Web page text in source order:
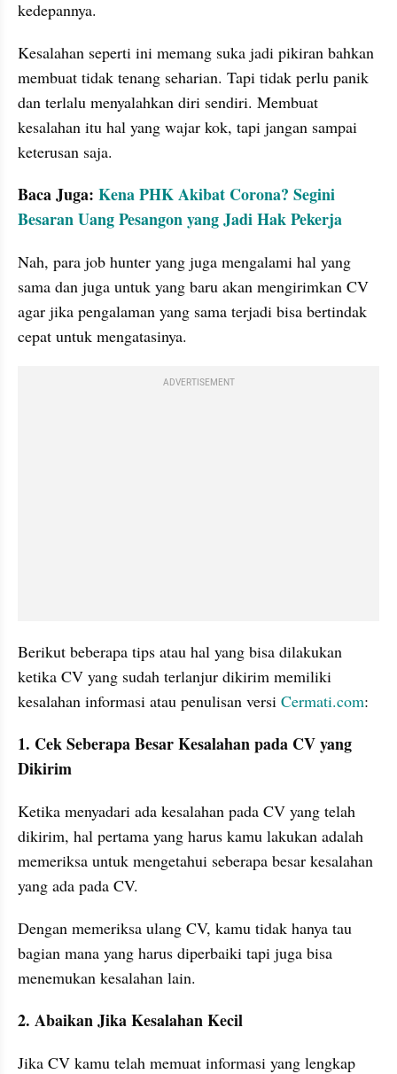
kedepannya.
Kesalahan seperti ini memang suka jadi pikiran bahkan
membuat tidak tenang seharian. Tapi tidak perlu panik
dan terlalu menyalahkan diri sendiri. Membuat
kesalahan itu hal yang wajar kok, tapi jangan sampai
keterusan saja.
Baca Juga: Kena PHK Akibat Corona? Segini
Besaran Uang Pesangon yang Jadi Hak Pekerja
Nah, para job hunter yang juga mengalami hal yang
sama dan juga untuk yang baru akan mengirimkan CV
agar jika pengalaman yang sama terjadi bisa bertindak
cepat untuk mengatasinya.
ADVERTISEMENT
Berikut beberapa tips atau hal yang bisa dilakukan
ketika CV yang sudah terlanjur dikirim memiliki
kesalahan informasi atau penulisan versi Cermati.com:
1. Cek Seberapa Besar Kesalahan pada CV yang
Dikirim
Ketika menyadari ada kesalahan pada CV yang telah
dikirim, hal pertama yang harus kamu lakukan adalah
memeriksa untuk mengetahui seberapa besar kesalahan
yang ada pada CV.
Dengan memeriksa ulang CV, kamu tidak hanya tau
bagian mana yang harus diperbaiki tapi juga bisa
menemukan kesalahan lain.
2. Abaikan Jika Kesalahan Kecil
Jika CV kamu telah memuat informasi yang lengkap